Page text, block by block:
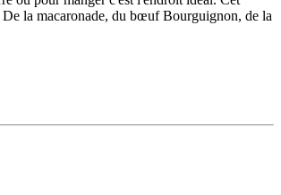
De la macaronade, du bœuf Bourguignon, de la